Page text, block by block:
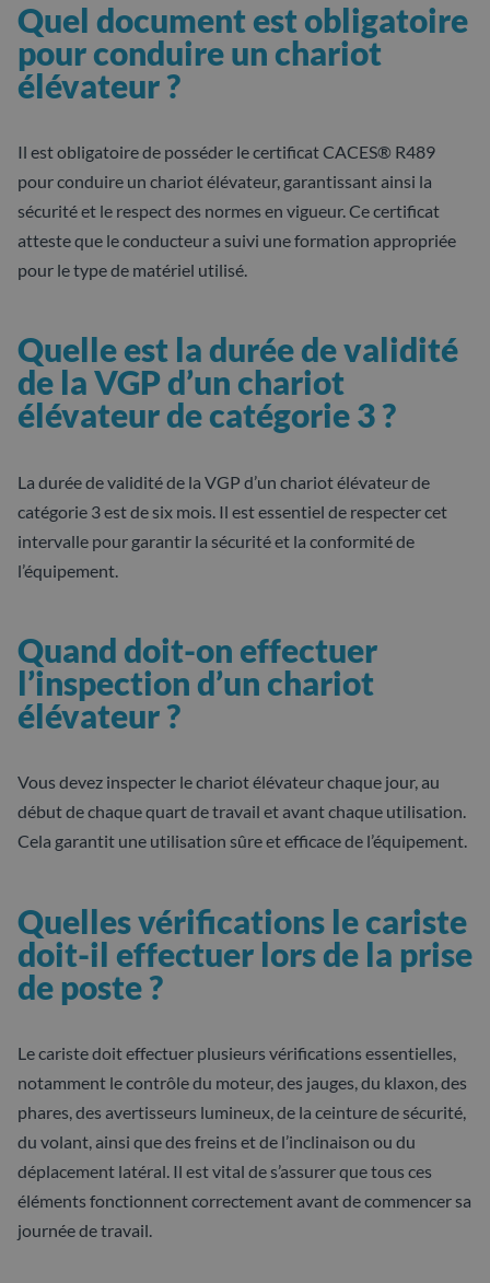
Quel document est obligatoire
pour conduire un chariot
élévateur ?
Il est obligatoire de posséder le certificat CACES® R489
pour conduire un chariot élévateur, garantissant ainsi la
sécurité et le respect des normes en vigueur. Ce certificat
atteste que le conducteur a suivi une formation appropriée
pour le type de matériel utilisé.
Quelle est la durée de validité
de la VGP d’un chariot
élévateur de catégorie 3 ?
La durée de validité de la VGP d’un chariot élévateur de
catégorie 3 est de six mois. Il est essentiel de respecter cet
intervalle pour garantir la sécurité et la conformité de
l’équipement.
Quand doit-on effectuer
l’inspection d’un chariot
élévateur ?
Vous devez inspecter le chariot élévateur chaque jour, au
début de chaque quart de travail et avant chaque utilisation.
Cela garantit une utilisation sûre et efficace de l’équipement.
Quelles vérifications le cariste
doit-il effectuer lors de la prise
de poste ?
Le cariste doit effectuer plusieurs vérifications essentielles,
notamment le contrôle du moteur, des jauges, du klaxon, des
phares, des avertisseurs lumineux, de la ceinture de sécurité,
du volant, ainsi que des freins et de l’inclinaison ou du
déplacement latéral. Il est vital de s’assurer que tous ces
éléments fonctionnent correctement avant de commencer sa
journée de travail.